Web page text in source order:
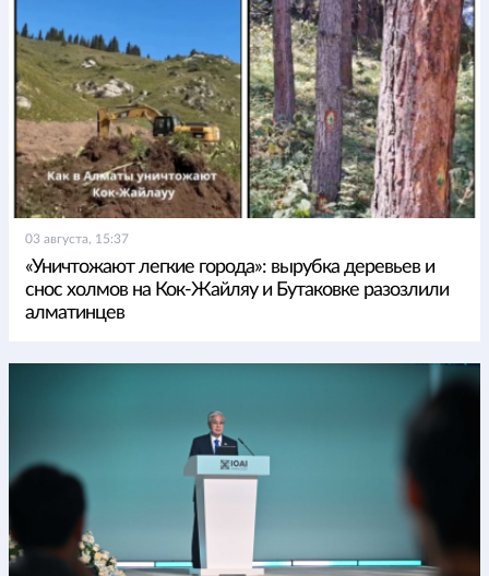
03 августа, 15:37
«Уничтожают легкие города»: вырубка деревьев и
снос холмов на Кок-Жайляу и Бутаковке разозлили
алматинцев